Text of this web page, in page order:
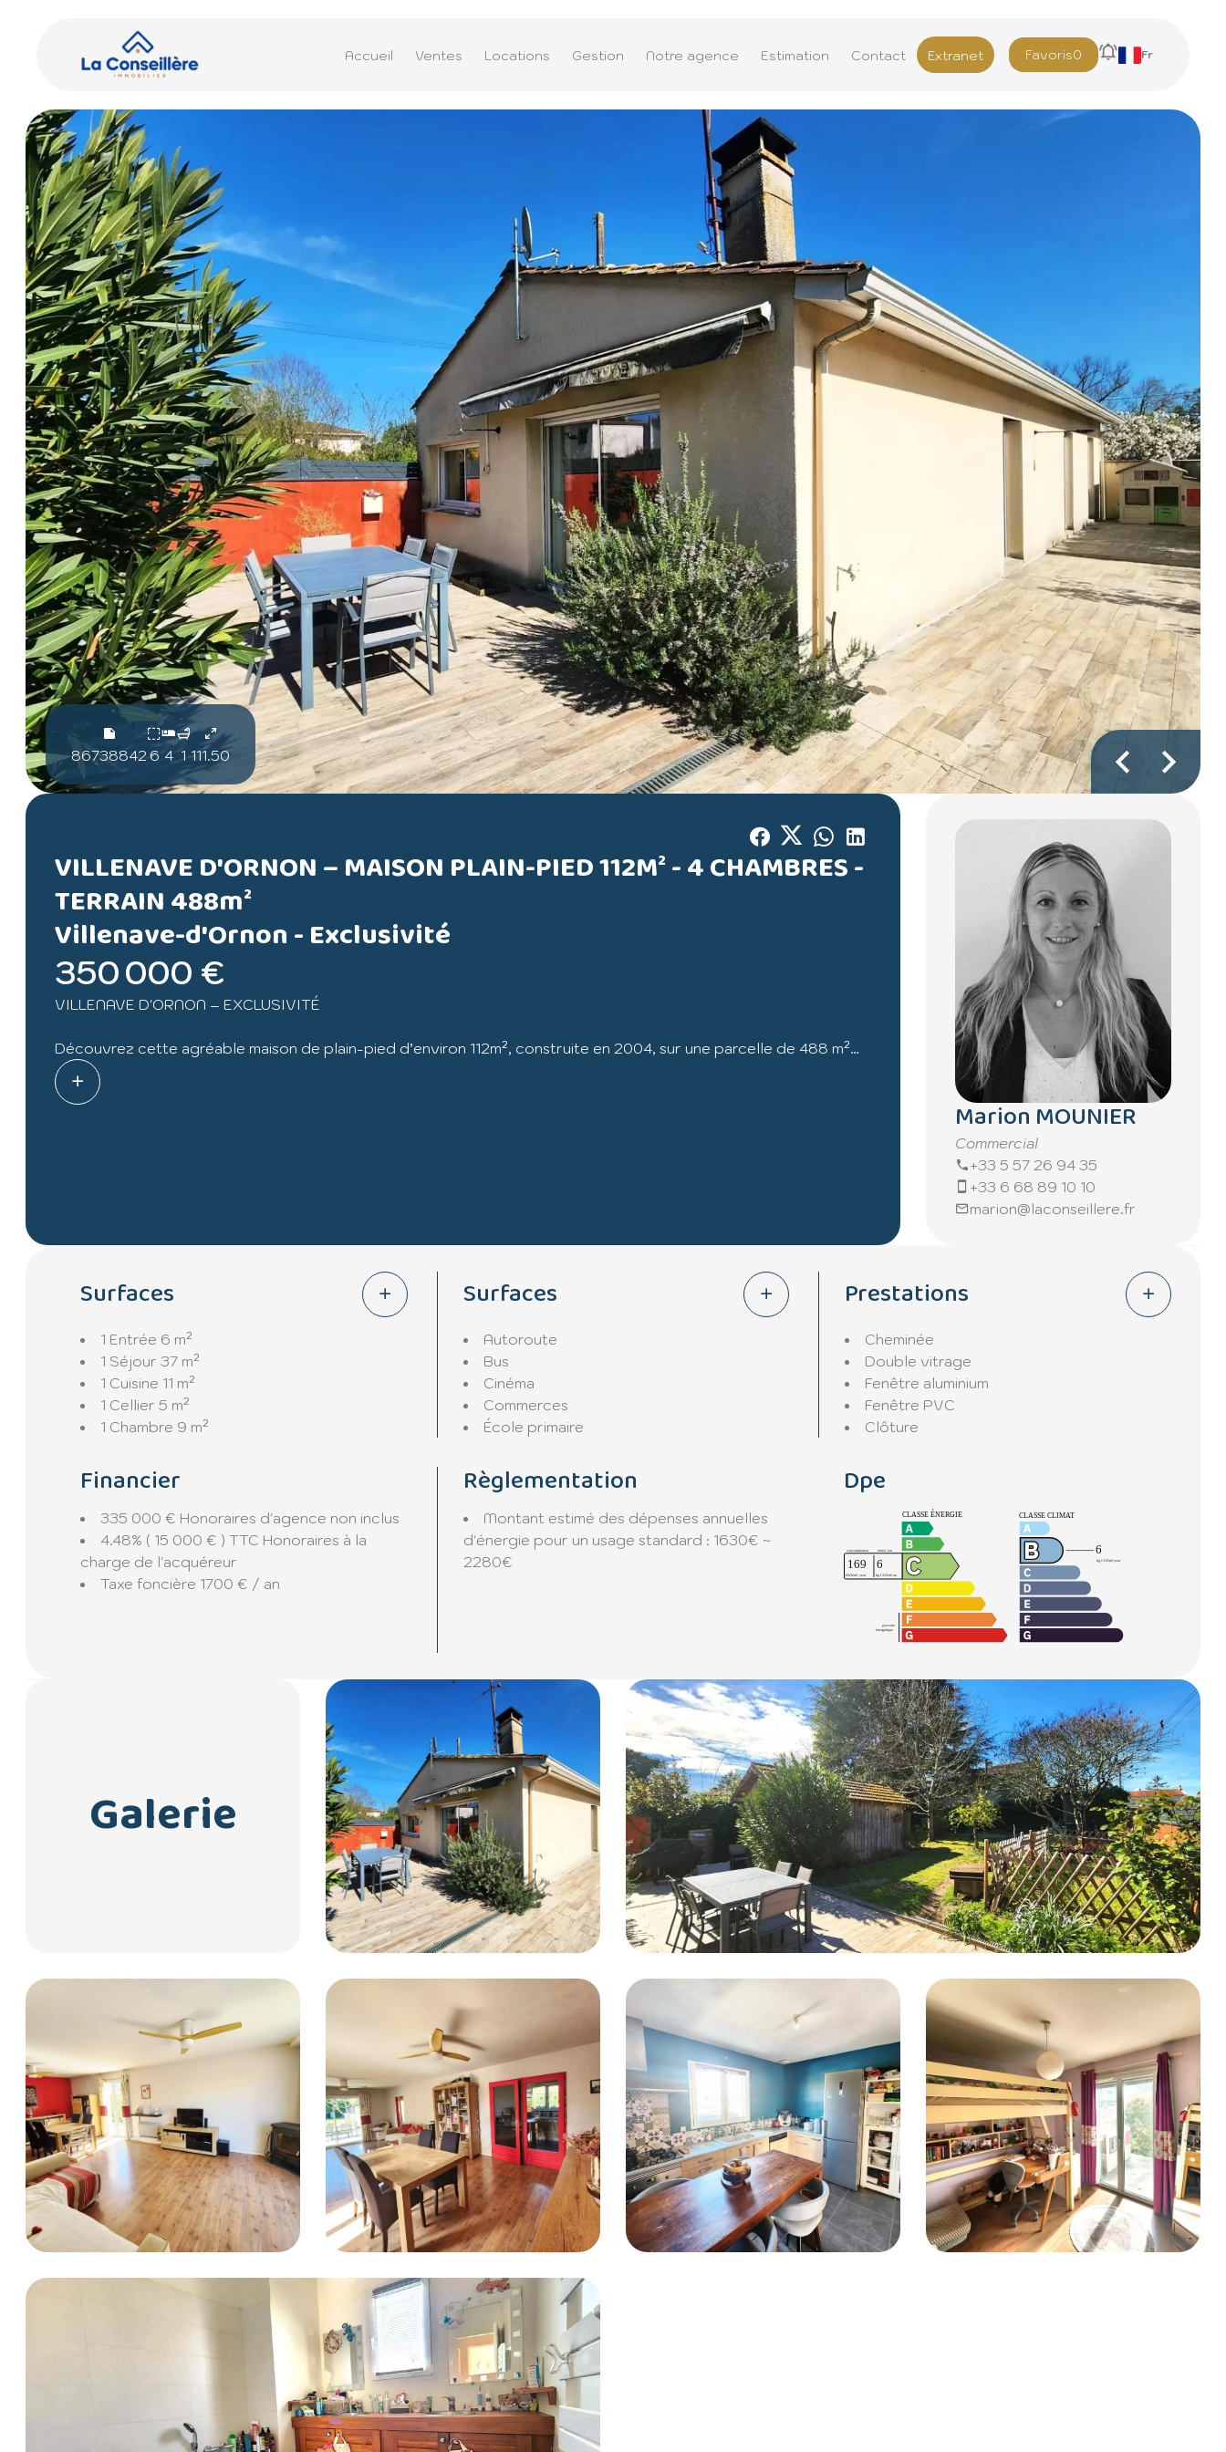
Accueil Ventes Locations Gestion Notre agence Estimation Contact Extranet Favoris0 Fr
86738842 6 4 1 111.50
VILLENAVE D'ORNON – MAISON PLAIN-PIED 112M² - 4 CHAMBRES -
TERRAIN 488m²
Villenave-d'Ornon -Exclusivité
350 000 €
VILLENAVE D'ORNON – EXCLUSIVITÉ
Découvrez cette agréable maison de plain-pied d’environ 112m², construite en 2004, sur une parcelle de 488 m²
avec jardin exposé Sud-Ouest.
✔ Maison fonctionnelle et familiale
✔ Bon état général
✔ Beaux volumes
✔ 4 chambres
✔ Dépendance
✔ Cumulus récent
Pour plus d’informations ou organiser une visite, contactez nous dès maintenant !
Marion MOUNIER
Commercial
+33 5 57 26 94 35
+33 6 68 89 10 10
marion@laconseillere.fr
Surfaces
1 Entrée 6 m²
1 Séjour 37 m²
1 Cuisine 11 m²
1 Cellier 5 m²
1 Chambre 9 m²
Surfaces
Autoroute
Bus
Cinéma
Commerces
École primaire
Prestations
Cheminée
Double vitrage
Fenêtre aluminium
Fenêtre PVC
Clôture
Financier
335 000 € Honoraires d'agence non inclus
4.48% ( 15 000 € ) TTC Honoraires à la
charge de l'acquéreur
Taxe foncière 1700 € / an
Règlementation
Montant estimé des dépenses annuelles
d'énergie pour un usage standard : 1630€ ~
2280€
Dpe
Galerie